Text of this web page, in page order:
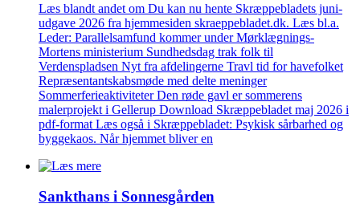
Læs blandt andet om Du kan nu hente Skræppebladets juni-
udgave 2026 fra hjemmesiden skraeppebladet.dk. Læs bl.a.
Leder: Parallelsamfund kommer under Mørklægnings-
Mortens ministerium Sundhedsdag trak folk til
Verdenspladsen Nyt fra afdelingerne Travl tid for havefolket
Repræsentantskabsmøde med delte meninger
Sommerferieaktiviteter Den røde gavl er sommerens
malerprojekt i Gellerup Download Skræppebladet maj 2026 i
pdf-format Læs også i Skræppebladet: Psykisk sårbarhed og
byggekaos. Når hjemmet bliver en
Sankthans i Sonnes­gården